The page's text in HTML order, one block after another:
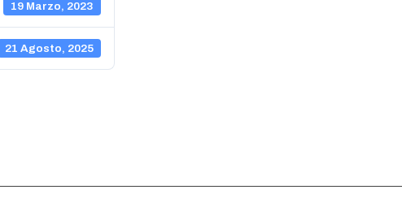
19 Marzo, 2023
21 Agosto, 2025